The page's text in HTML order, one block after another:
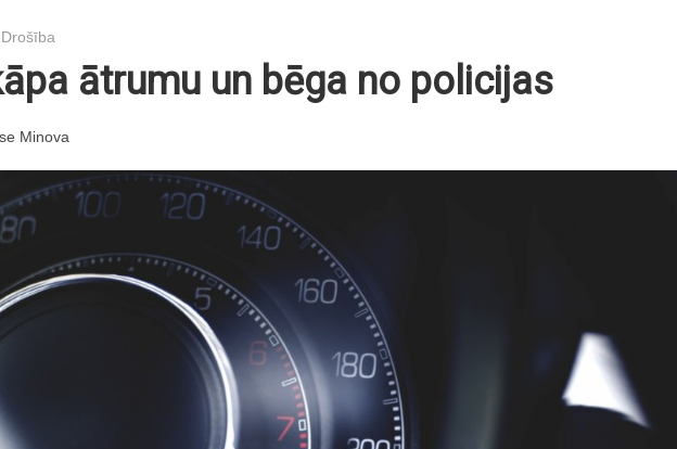
Drošība
ātrumu un bēga no policijas
Minova